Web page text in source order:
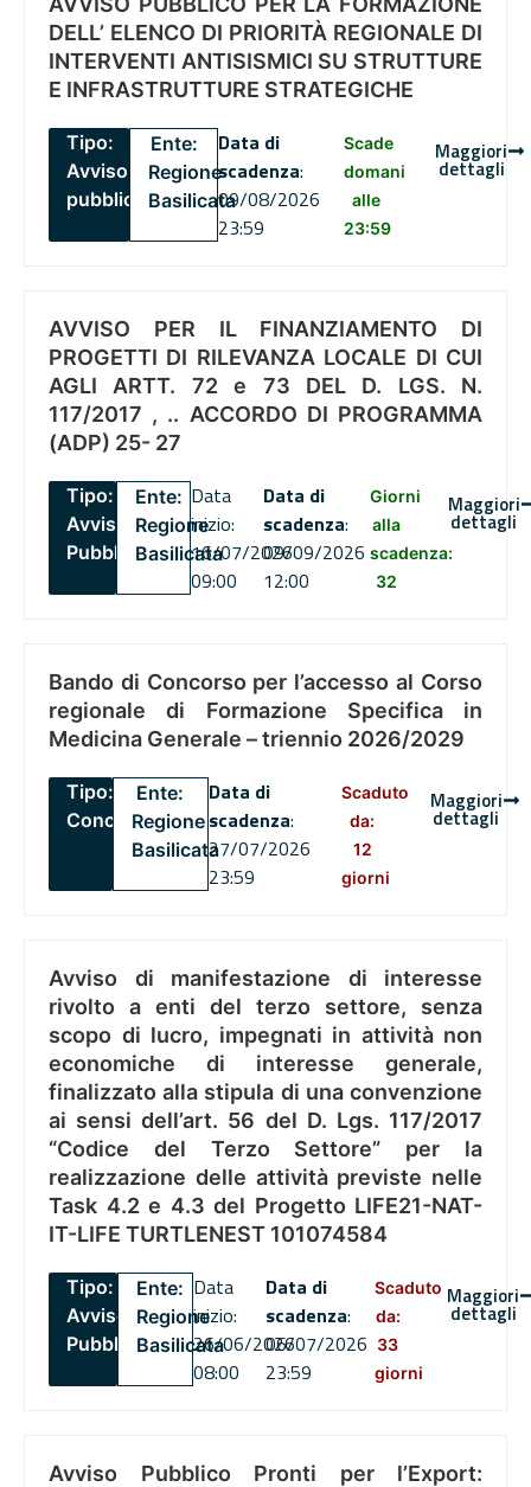
DELL’ ELENCO DI PRIORITÀ REGIONALE DI
INTERVENTI ANTISISMICI SU STRUTTURE
E INFRASTRUTTURE STRATEGICHE
Tipo:
Avviso
pubblico
Ente:
Regione
Basilicata
Data di
scadenza:
09/08/2026
23:59
Scade
domani
alle
23:59
Maggiori
dettagli
AVVISO PER IL FINANZIAMENTO DI
PROGETTI DI RILEVANZA LOCALE DI CUI
AGLI ARTT. 72 e 73 DEL D. LGS. N.
117/2017 , .. ACCORDO DI PROGRAMMA
(ADP) 25- 27
Tipo:
Avviso
Pubblico
Ente:
Regione
Basilicata
Data
inizio:
16/07/2026
09:00
Data di
scadenza:
09/09/2026
12:00
Giorni
alla
scadenza:
32
Maggiori
dettagli
Bando di Concorso per l’accesso al Corso
regionale di Formazione Specifica in
Medicina Generale – triennio 2026/2029
Tipo:
Concorsi
Ente:
Regione
Basilicata
Data di
scadenza:
27/07/2026
23:59
Scaduto
da:
12
giorni
Maggiori
dettagli
Avviso di manifestazione di interesse
rivolto a enti del terzo settore, senza
scopo di lucro, impegnati in attività non
economiche di interesse generale,
finalizzato alla stipula di una convenzione
ai sensi dell’art. 56 del D. Lgs. 117/2017
“Codice del Terzo Settore” per la
realizzazione delle attività previste nelle
Task 4.2 e 4.3 del Progetto LIFE21-NAT-
IT-LIFE TURTLENEST 101074584
Tipo:
Avviso
Pubblico
Ente:
Regione
Basilicata
Data
inizio:
26/06/2026
08:00
Data di
scadenza:
06/07/2026
23:59
Scaduto
da:
33
giorni
Maggiori
dettagli
Avviso Pubblico Pronti per l’Export: